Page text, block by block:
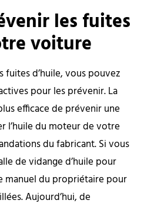
les fuites
voiture
fuites d’huile, vous pouvez
pour les prévenir. La
efficace de prévenir une
l’huile du moteur de votre
du fabricant. Si vous
de vidange d’huile pour
du propriétaire pour
Aujourd’hui, de